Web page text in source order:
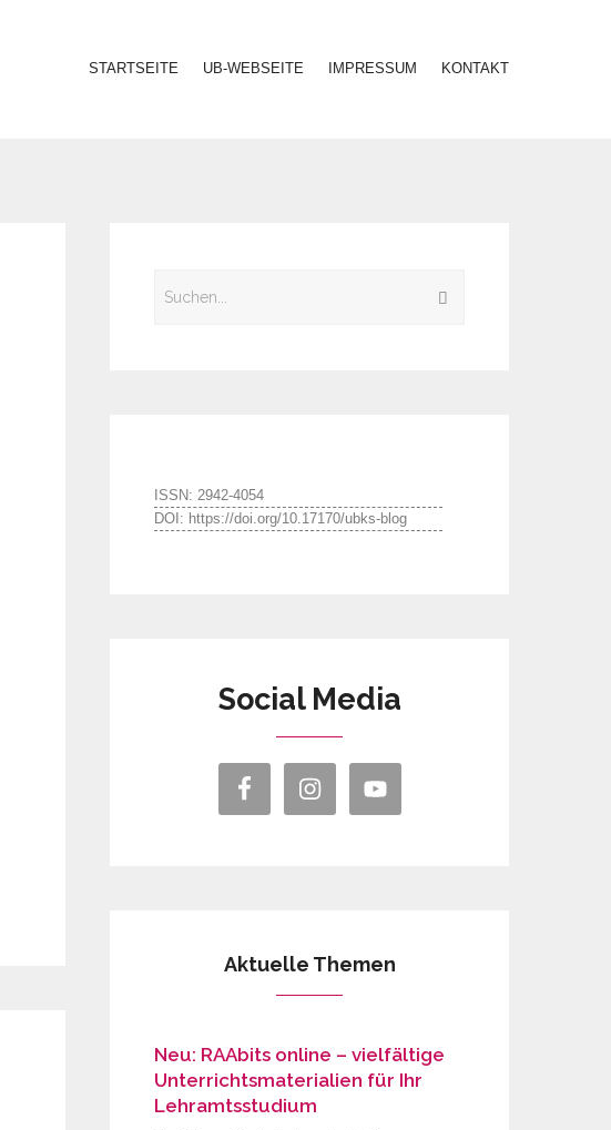
STARTSEITE UB-WEBSEITE IMPRESSUM KONTAKT
ISSN: 2942-4054
DOI: https://doi.org/10.17170/ubks-blog
Social Media
Aktuelle Themen
Neu: RAAbits online – vielfältige
Unterrichtsmaterialien für Ihr
Lehramtsstudium